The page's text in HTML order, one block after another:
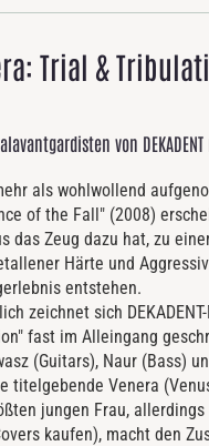
Trial &
von
als wohlwollend
of the Fall" (2008)
das Zeug dazu hat, zu
Härte und
entstehen.
zeichnet sich
fast im Alleingang
(Guitars), Naur (Bass)
titelgebende Venera
jungen Frau,
kaufen), macht den